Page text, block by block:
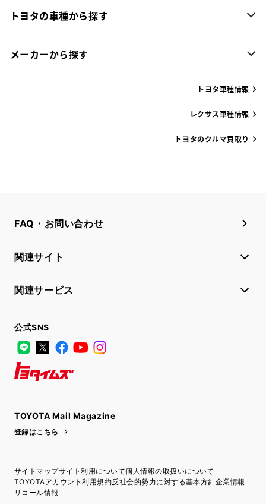
トヨタの車種から探す
メーカーから探す
トヨタ車種情報
レクサス車種情報
トヨタのクルマ買取り
FAQ・お問い合わせ
関連サイト
関連サービス
公式SNS
LINE
X FacebookYouTube
TOYOTA Mail Magazine
登録はこちら
サイトマップサイト利用について個人情報の取扱いについて
TOYOTAアカウント利用規約反社会的勢力に対する基本方針企業情報
リコール情報